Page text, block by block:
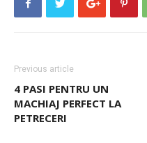
Previous article
4 PASI PENTRU UN
MACHIAJ PERFECT LA
PETRECERI